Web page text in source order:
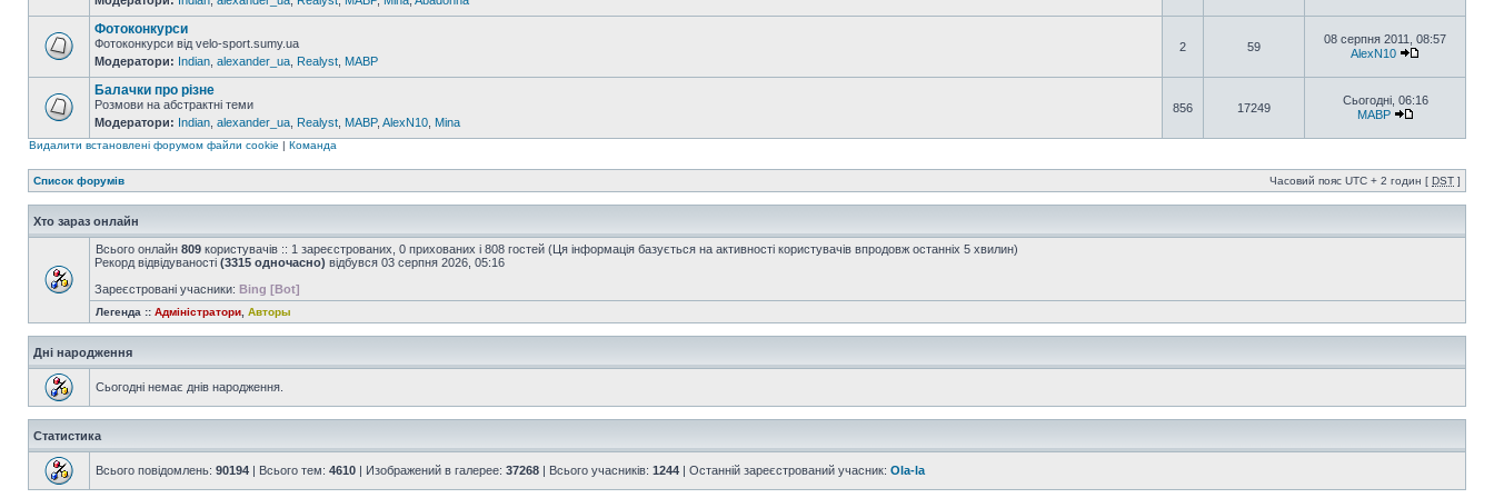
Фотоконкурси
Фотоконкурси від velo-sport.sumy.ua
Модератори: Indian alexander_ua Realyst MABP
2 59
08 серпня 2011, 08:57
AlexN10
Балачки про різне
Розмови на абстрактні теми
Модератори: Indian alexander_ua Realyst MABP, AlexN10 Mina
856 17249
Сьогодні, 06:16
MABP
Видалити встановлені форумом файли cookie | Команда
Список форумів Часовий пояс UTC + 2 годин [ DST ]
Хто зараз онлайн
Всього онлайн 809 користувачів :: 1 зареєстрованих, 0 прихованих і 808 гостей (Ця інформація базується на активності користувачів впродовж останніх 5 хвилин)
Рекорд відвідуваності (3315 одночасно) відбувся 03 серпня 2026, 05:16
Зареєстровані учасники: Bing [Bot]
Легенда :: Адміністратори Авторы
Дні народження
Сьогодні немає днів народження.
Статистика
Всього повідомлень: 90194 | Всього тем: 4610 | Изображений в галерее: 37268 | Всього учасників: 1244 | Останній зареєстрований учасник: Ola-la